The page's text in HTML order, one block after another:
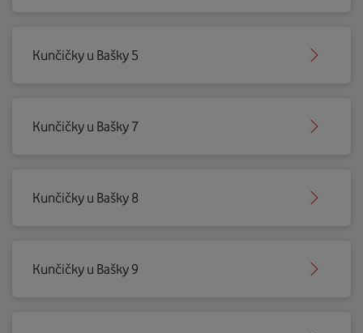
Kunčičky u Bašky 5
Kunčičky u Bašky 7
Kunčičky u Bašky 8
Kunčičky u Bašky 9